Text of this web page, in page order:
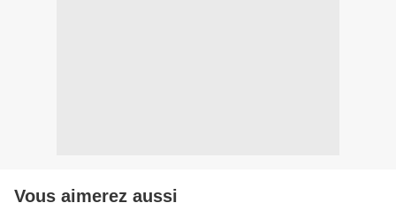
Vous aimerez aussi